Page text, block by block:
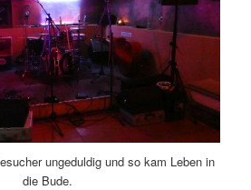
ungeduldig und so kam Leben in
die Bude.